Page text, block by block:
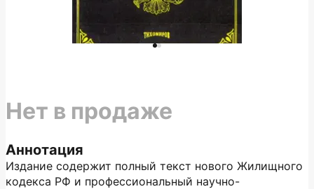
Аннотация
Издание содержит полный текст нового Жилищного
кодекса РФ и профессиональный научно-
Нет в продаже